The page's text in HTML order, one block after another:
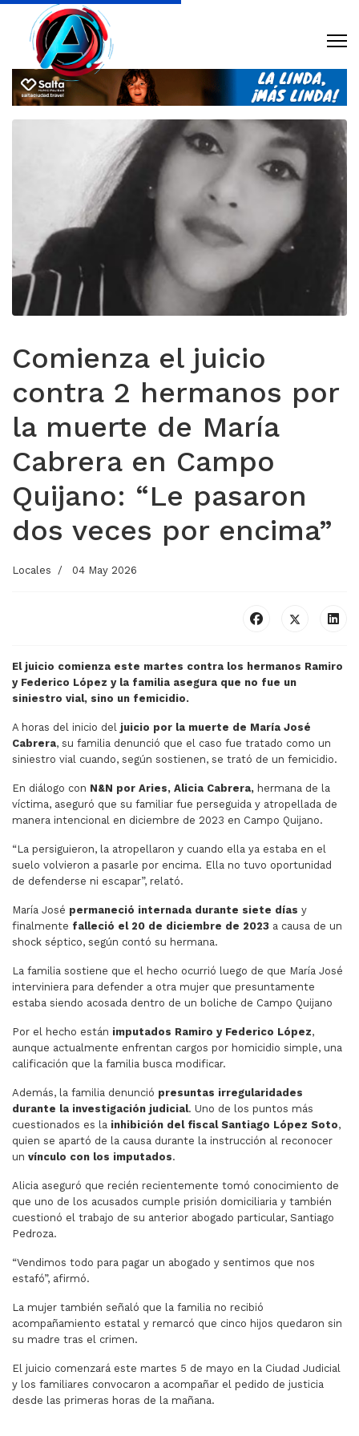
Comienza el juicio
contra 2 hermanos por
la muerte de María
Cabrera en Campo
Quijano: “Le pasaron
dos veces por encima”
Locales 04 May 2026
El juicio comienza este martes contra los hermanos Ramiro
y Federico López y la familia asegura que no fue un
siniestro vial, sino un femicidio.
A horas del inicio del juicio por la muerte de María José
Cabrera, su familia denunció que el caso fue tratado como un
siniestro vial cuando, según sostienen, se trató de un femicidio.
En diálogo con N&N por Aries, Alicia Cabrera, hermana de la
víctima, aseguró que su familiar fue perseguida y atropellada de
manera intencional en diciembre de 2023 en Campo Quijano.
“La persiguieron, la atropellaron y cuando ella ya estaba en el
suelo volvieron a pasarle por encima. Ella no tuvo oportunidad
de defenderse ni escapar”, relató.
María José permaneció internada durante siete días y
finalmente falleció el 20 de diciembre de 2023 a causa de un
shock séptico, según contó su hermana.
La familia sostiene que el hecho ocurrió luego de que María José
interviniera para defender a otra mujer que presuntamente
estaba siendo acosada dentro de un boliche de Campo Quijano
Por el hecho están imputados Ramiro y Federico López,
aunque actualmente enfrentan cargos por homicidio simple, una
calificación que la familia busca modificar.
Además, la familia denunció presuntas irregularidades
durante la investigación judicial. Uno de los puntos más
cuestionados es la inhibición del fiscal Santiago López Soto,
quien se apartó de la causa durante la instrucción al reconocer
un vínculo con los imputados.
Alicia aseguró que recién recientemente tomó conocimiento de
que uno de los acusados cumple prisión domiciliaria y también
cuestionó el trabajo de su anterior abogado particular, Santiago
Pedroza.
“Vendimos todo para pagar un abogado y sentimos que nos
estafó”, afirmó.
La mujer también señaló que la familia no recibió
acompañamiento estatal y remarcó que cinco hijos quedaron sin
su madre tras el crimen.
El juicio comenzará este martes 5 de mayo en la Ciudad Judicial
y los familiares convocaron a acompañar el pedido de justicia
desde las primeras horas de la mañana.